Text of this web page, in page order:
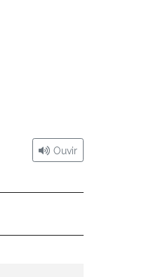
Ouvir